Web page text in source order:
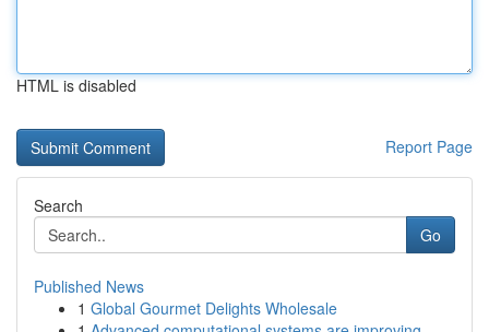
HTML is disabled
Report Page
Search
Go
Published News
1 Global Gourmet Delights Wholesale